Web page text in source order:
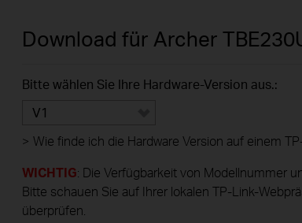
Download für Archer
Bitte wählen Sie Ihre Hardware-Version aus.:
V1
> Wie finde ich die Hardware Version auf einem
WICHTIG: Die Verfügbarkeit von Modellnummer
Bitte schauen Sie auf Ihrer lokalen TP-Link-
überprüfen.